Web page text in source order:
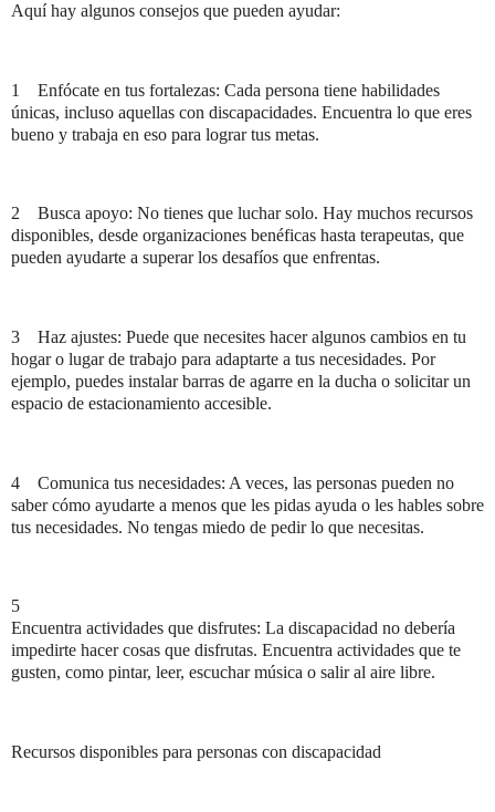
Aquí hay algunos consejos que pueden ayudar:
1 Enfócate en tus fortalezas: Cada persona tiene habilidades
únicas, incluso aquellas con discapacidades. Encuentra lo que eres
bueno y trabaja en eso para lograr tus metas.
2 Busca apoyo: No tienes que luchar solo. Hay muchos recursos
disponibles, desde organizaciones benéficas hasta terapeutas, que
pueden ayudarte a superar los desafíos que enfrentas.
3 Haz ajustes: Puede que necesites hacer algunos cambios en tu
hogar o lugar de trabajo para adaptarte a tus necesidades. Por
ejemplo, puedes instalar barras de agarre en la ducha o solicitar un
espacio de estacionamiento accesible.
4
Comunica tus necesidades: A veces, las personas pueden no
saber cómo ayudarte a menos que les pidas ayuda o les hables sobre
tus necesidades. No tengas miedo de pedir lo que necesitas.
5
Encuentra actividades que disfrutes: La discapacidad no debería
impedirte hacer cosas que disfrutas. Encuentra actividades que te
gusten, como pintar, leer, escuchar música o salir al aire libre.
Recursos disponibles para personas con discapacidad